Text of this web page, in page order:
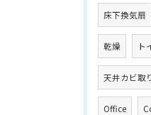
床下換気扇
乾燥 ト
天井カビ取
Office